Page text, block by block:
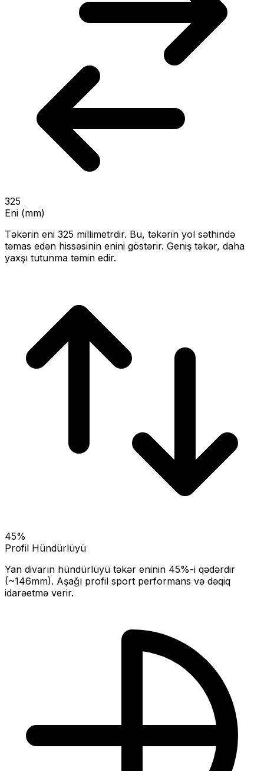
325
Eni (mm)
Təkərin eni 325 millimetrdir. Bu, təkərin yol səthində
təmas edən hissəsinin enini göstərir. Geniş təkər, daha
yaxşı tutunma təmin edir.
45%
Profil Hündürlüyü
Yan divarın hündürlüyü təkər eninin 45%-i qədərdir
(~146mm). Aşağı profil sport performans və dəqiq
idarəetmə verir.